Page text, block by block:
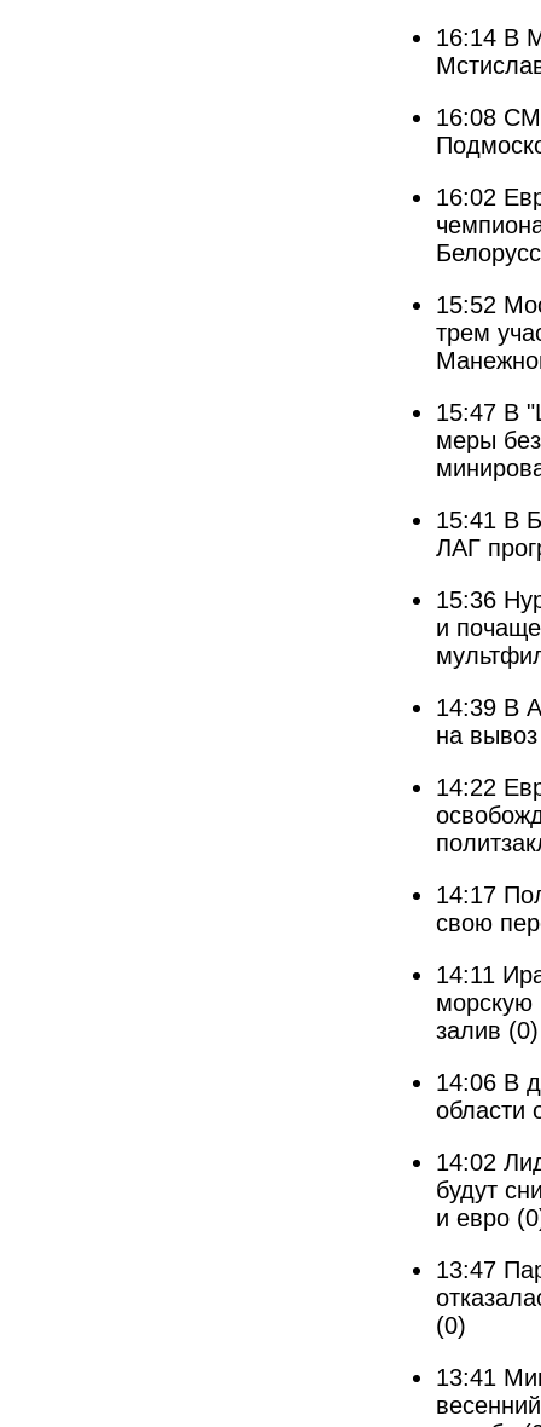
16:14 В
16:08
16:02
15:52
трем
15:47 В
меры
15:41 В
ЛАГ
15:36
и
14:39 В
на
14:22
14:17
свою
14:11
морскую
залив (0)
14:06 В
области
14:02
будут
и евро
13:47
(0)
13:41